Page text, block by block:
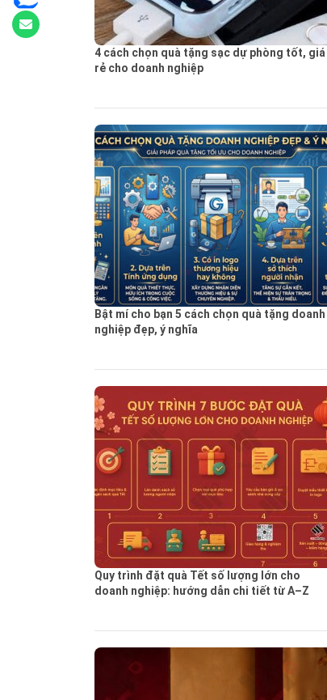
4 cách chọn quà tặng sạc dự phòng tốt, giá
rẻ cho doanh nghiệp
Bật mí cho bạn 5 cách chọn quà tặng doanh
nghiệp đẹp, ý nghĩa
Quy trình đặt quà Tết số lượng lớn cho
doanh nghiệp: hướng dẫn chi tiết từ A–Z